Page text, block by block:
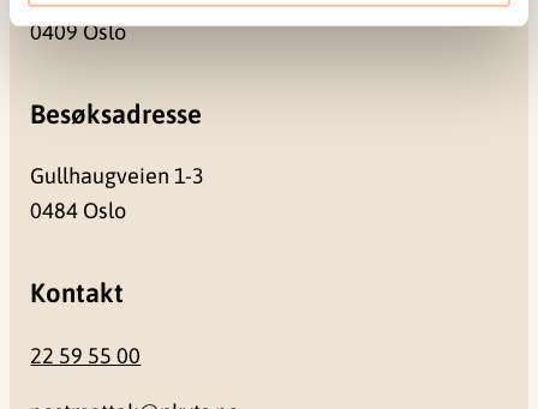
0409 Oslo
Besøksadresse
Gullhaugveien 1-3
0484 Oslo
Kontakt
22 59 55 00